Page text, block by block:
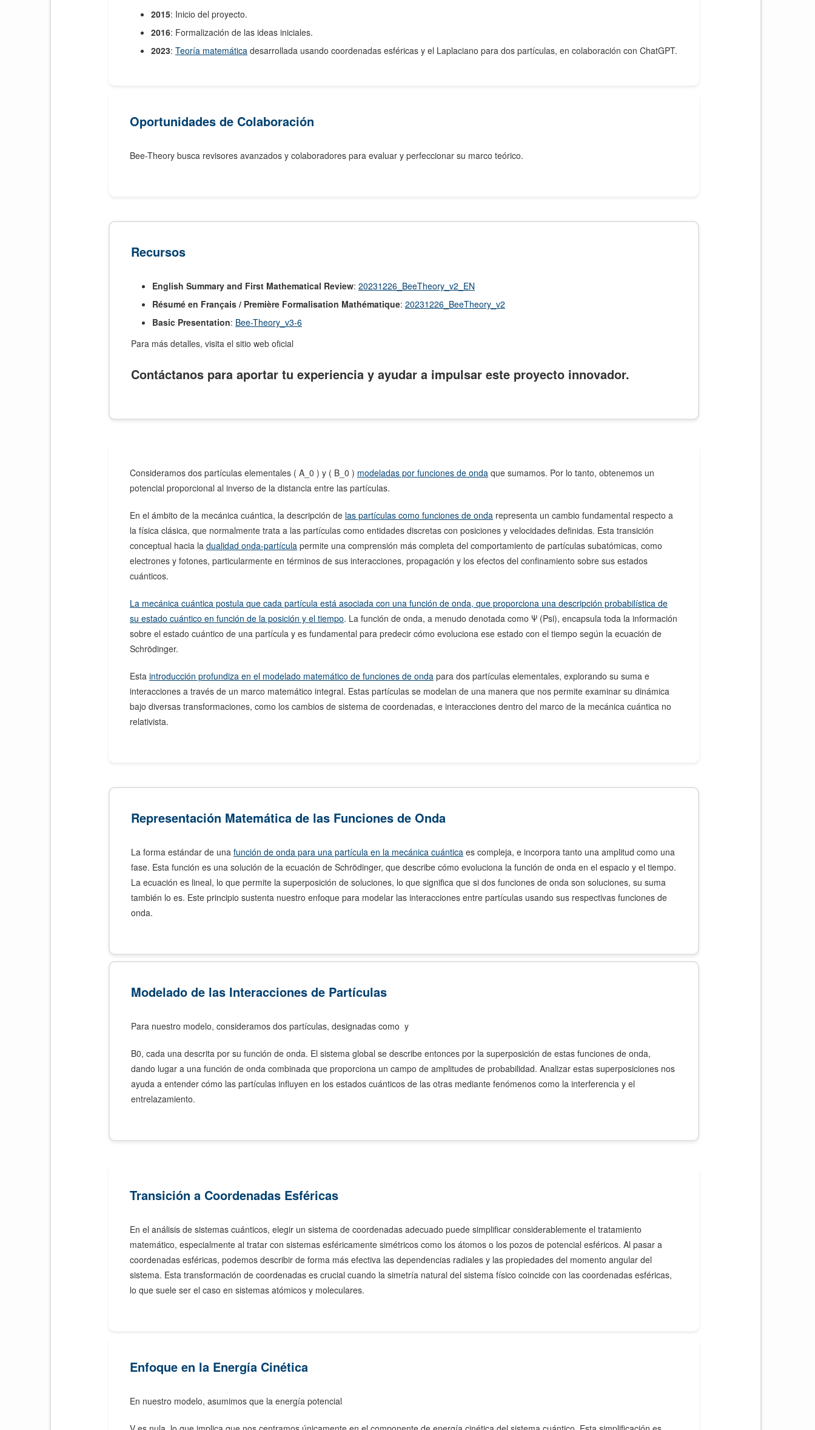
2015: Inicio del proyecto.
2016: Formalización de las ideas iniciales.
2023: Teoría matemática desarrollada usando coordenadas esféricas y el Laplaciano para dos partículas, en colaboración con ChatGPT.
Oportunidades de Colaboración
Bee-Theory busca revisores avanzados y colaboradores para evaluar y perfeccionar su marco teórico.
Recursos
English Summary and First Mathematical Review: 20231226_BeeTheory_v2_EN
Résumé en Français / Première Formalisation Mathématique: 20231226_BeeTheory_v2
Basic Presentation: Bee-Theory_v3-6
Para más detalles, visita el sitio web oficial
Contáctanos para aportar tu experiencia y ayudar a impulsar este proyecto innovador.
Consideramos dos partículas elementales ( A_0 ) y ( B_0 ) modeladas por funciones de onda que sumamos. Por lo tanto, obtenemos un
potencial proporcional al inverso de la distancia entre las partículas.
En el ámbito de la mecánica cuántica, la descripción de las partículas como funciones de onda representa un cambio fundamental respecto a
la física clásica, que normalmente trata a las partículas como entidades discretas con posiciones y velocidades definidas. Esta transición
conceptual hacia la dualidad onda-partícula permite una comprensión más completa del comportamiento de partículas subatómicas, como
electrones y fotones, particularmente en términos de sus interacciones, propagación y los efectos del confinamiento sobre sus estados
cuánticos.
La mecánica cuántica postula que cada partícula está asociada con una función de onda, que proporciona una descripción probabilística de
su estado cuántico en función de la posición y el tiempo. La función de onda, a menudo denotada como Ψ (Psi), encapsula toda la información
sobre el estado cuántico de una partícula y es fundamental para predecir cómo evoluciona ese estado con el tiempo según la ecuación de
Schrödinger.
Esta introducción profundiza en el modelado matemático de funciones de onda para dos partículas elementales, explorando su suma e
interacciones a través de un marco matemático integral. Estas partículas se modelan de una manera que nos permite examinar su dinámica
bajo diversas transformaciones, como los cambios de sistema de coordenadas, e interacciones dentro del marco de la mecánica cuántica no
relativista.
Representación Matemática de las Funciones de Onda
La forma estándar de una función de onda para una partícula en la mecánica cuántica es compleja, e incorpora tanto una amplitud como una
fase. Esta función es una solución de la ecuación de Schrödinger, que describe cómo evoluciona la función de onda en el espacio y el tiempo.
La ecuación es lineal, lo que permite la superposición de soluciones, lo que significa que si dos funciones de onda son soluciones, su suma
también lo es. Este principio sustenta nuestro enfoque para modelar las interacciones entre partículas usando sus respectivas funciones de
onda.
Modelado de las Interacciones de Partículas
Para nuestro modelo, consideramos dos partículas, designadas como ​ y
B0​, cada una descrita por su función de onda. El sistema global se describe entonces por la superposición de estas funciones de onda,
dando lugar a una función de onda combinada que proporciona un campo de amplitudes de probabilidad. Analizar estas superposiciones nos
ayuda a entender cómo las partículas influyen en los estados cuánticos de las otras mediante fenómenos como la interferencia y el
entrelazamiento.
Transición a Coordenadas Esféricas
En el análisis de sistemas cuánticos, elegir un sistema de coordenadas adecuado puede simplificar considerablemente el tratamiento
matemático, especialmente al tratar con sistemas esféricamente simétricos como los átomos o los pozos de potencial esféricos. Al pasar a
coordenadas esféricas, podemos describir de forma más efectiva las dependencias radiales y las propiedades del momento angular del
sistema. Esta transformación de coordenadas es crucial cuando la simetría natural del sistema físico coincide con las coordenadas esféricas,
lo que suele ser el caso en sistemas atómicos y moleculares.
Enfoque en la Energía Cinética
En nuestro modelo, asumimos que la energía potencial